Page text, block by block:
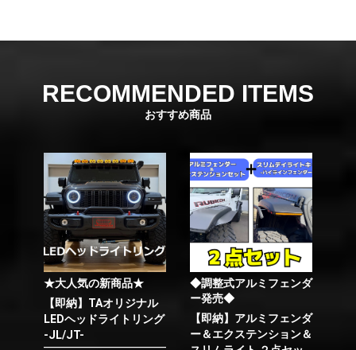
RECOMMENDED ITEMS
おすすめ商品
★大人気の新商品★
【即納】TAオリジナル
LEDヘッドライトリング
-JL/JT-
◆調整式アルミフェンダ
ー発売◆
【即納】アルミフェンダ
ー＆エクステンション＆